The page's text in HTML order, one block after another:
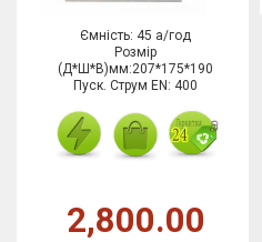
Ємність: 45 а/год
Розмір
(Д*Ш*В)мм:207*175*190
Пуск. Струм EN: 400
2,800.00